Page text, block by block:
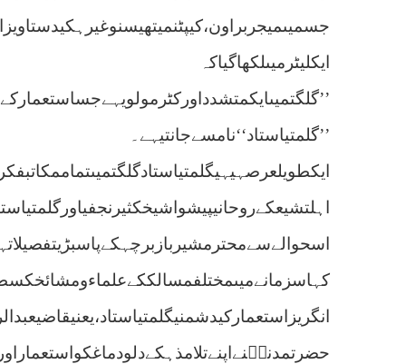
ایکلیٹرمیںلکھاگیاکہ
’’گلمتیاستاد‘‘نامسےجانتیہے۔